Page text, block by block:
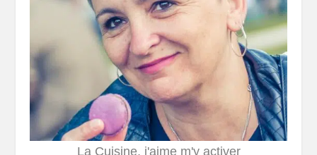
La Cuisine, j'aime m'y activer